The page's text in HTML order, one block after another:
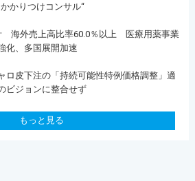
かりつけコンサル“
海外売上高比率60.0％以上 医療用薬事業
化、多国展開加速
皮下注の「持続可能性特例価格調整」適
ジョンに整合せず
もっと見る